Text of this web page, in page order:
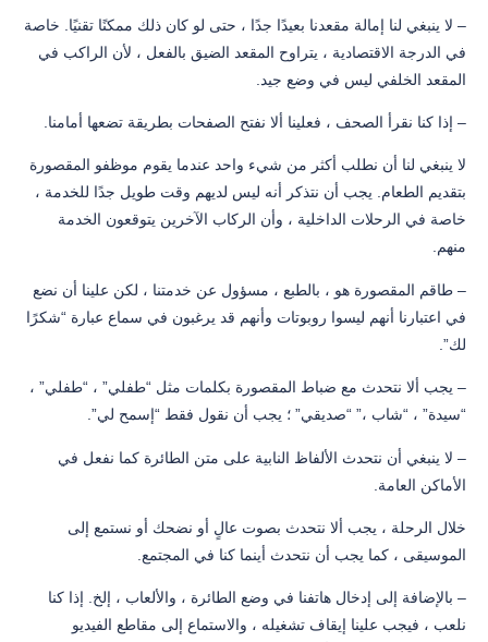
– لا ينبغي لنا إمالة مقعدنا بعيدًا جدًا ، حتى لو كان ذلك ممكنًا تقنيًا. خاصة
في الدرجة الاقتصادية ، يتراوح المقعد الضيق بالفعل ، لأن الراكب في
المقعد الخلفي ليس في وضع جيد.
– إذا كنا نقرأ الصحف ، فعلينا ألا نفتح الصفحات بطريقة تضعها أمامنا.
لا ينبغي لنا أن نطلب أكثر من شيء واحد عندما يقوم موظفو المقصورة
بتقديم الطعام. يجب أن نتذكر أنه ليس لديهم وقت طويل جدًا للخدمة ،
خاصة في الرحلات الداخلية ، وأن الركاب الآخرين يتوقعون الخدمة
منهم.
– طاقم المقصورة هو ، بالطبع ، مسؤول عن خدمتنا ، لكن علينا أن نضع
في اعتبارنا أنهم ليسوا روبوتات وأنهم قد يرغبون في سماع عبارة “شكرًا
لك”.
– يجب ألا نتحدث مع ضباط المقصورة بكلمات مثل “طفلي” ، “طفلي” ،
“سيدة” ، “شاب ،” “صديقي” ؛ يجب أن نقول فقط “إسمح لي”.
– لا ينبغي أن نتحدث الألفاظ النابية على متن الطائرة كما نفعل في
الأماكن العامة.
خلال الرحلة ، يجب ألا نتحدث بصوت عالٍ أو نضحك أو نستمع إلى
الموسيقى ، كما يجب أن نتحدث أينما كنا في المجتمع.
– بالإضافة إلى إدخال هاتفنا في وضع الطائرة ، والألعاب ، إلخ. إذا كنا
نلعب ، فيجب علينا إيقاف تشغيله ، والاستماع إلى مقاطع الفيديو